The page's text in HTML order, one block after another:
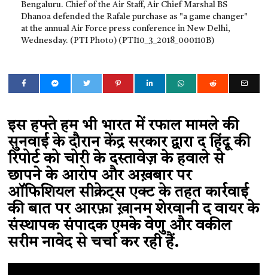
Bengaluru. Chief of the Air Staff, Air Chief Marshal BS
Dhanoa defended the Rafale purchase as "a game changer"
at the annual Air Force press conference in New Delhi,
Wednesday. (PTI Photo) (PTI10_3_2018_000110B)
इस हफ्ते हम भी भारत में रफाल मामले की
सुनवाई के दौरान केंद्र सरकार द्वारा द हिंदू की
रिपोर्ट को चोरी के दस्तावेज़ के हवाले से
छापने के आरोप और अख़बार पर
ऑफिशियल सीक्रेट्स एक्ट के तहत कार्रवाई
की बात पर आरफ़ा ख़ानम शेरवानी द वायर के
संस्थापक संपादक एमके वेणु और वकील
सरीम नावेद से चर्चा कर रही हैं.